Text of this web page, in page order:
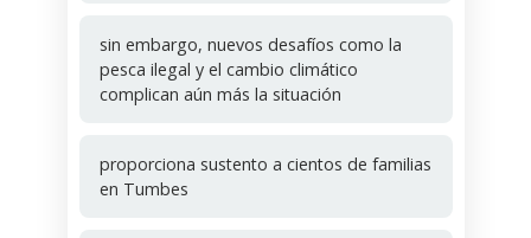
sin embargo, nuevos desafíos como la
pesca ilegal y el cambio climático
complican aún más la situación
proporciona sustento a cientos de familias
en Tumbes